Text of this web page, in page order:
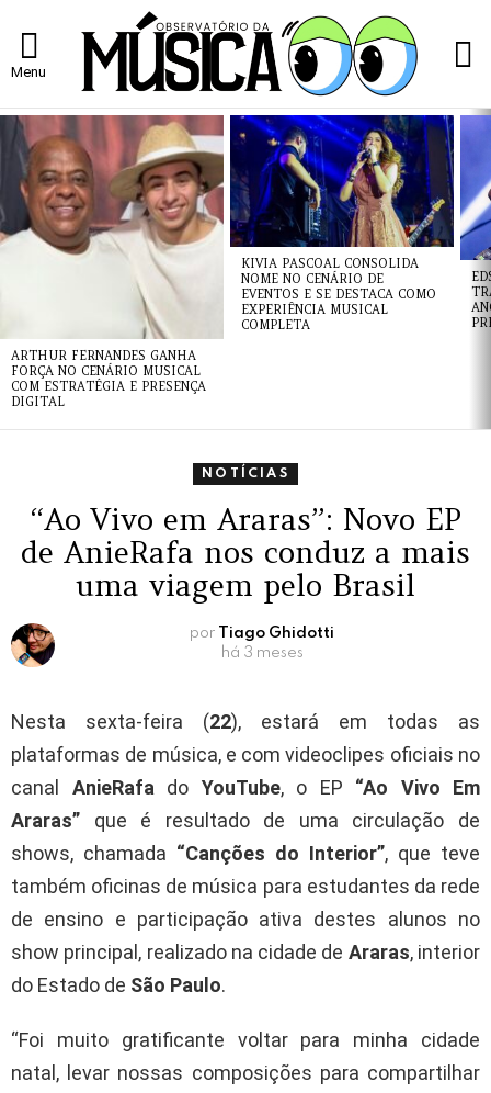
Menu
ÚLTIMAS
NOTÍCIAS
ARTHUR FERNANDES GANHA
FORÇA NO CENÁRIO MUSICAL
COM ESTRATÉGIA E PRESENÇA
DIGITAL
KIVIA PASCOAL CONSOLIDA
NOME NO CENÁRIO DE
EVENTOS E SE DESTACA COMO
EXPERIÊNCIA MUSICAL
COMPLETA
NOTÍCIAS
“Ao Vivo em Araras”: Novo EP
de AnieRafa nos conduz a mais
uma viagem pelo Brasil
por
Tiago Ghidotti
há 3 meses
Nesta sexta-feira (22), estará em todas as
plataformas de música, e com videoclipes oficiais no
canal AnieRafado YouTube, o EP “Ao Vivo Em
Araras” que é resultado de uma circulação de
shows, chamada “Canções do Interior”, que teve
também oficinas de música para estudantes da rede
de ensino e participação ativa destes alunos no
show principal, realizado na cidade de Araras, interior
do Estado de São Paulo.
“Foi muito gratificante voltar para minha cidade
natal, levar nossas composições para compartilhar